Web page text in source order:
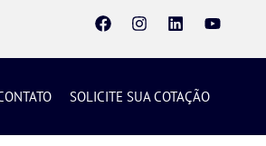
SOLICITE SUA COTAÇÃO